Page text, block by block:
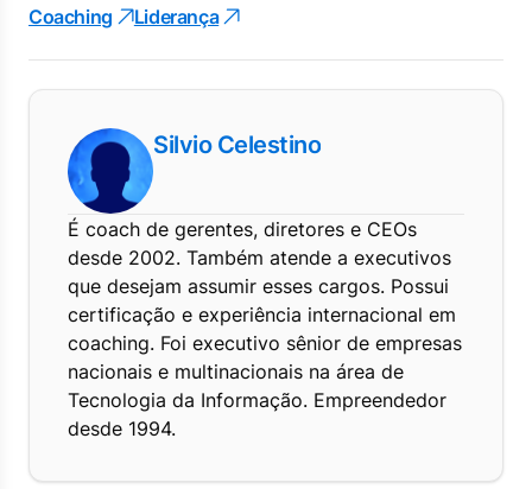
Coaching Liderança
Silvio Celestino
É coach de gerentes, diretores e CEOs
desde 2002. Também atende a executivos
que desejam assumir esses cargos. Possui
certificação e experiência internacional em
coaching. Foi executivo sênior de empresas
nacionais e multinacionais na área de
Tecnologia da Informação. Empreendedor
desde 1994.